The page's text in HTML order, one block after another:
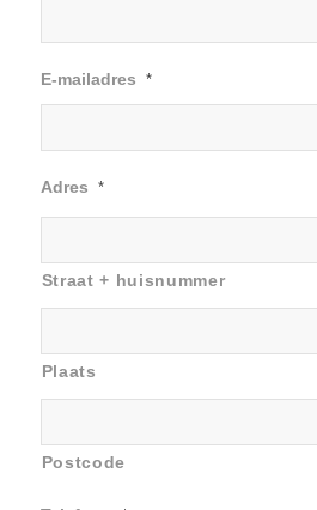
E-mailadres *
Adres *
Straat + huisnummer
Plaats
Postcode